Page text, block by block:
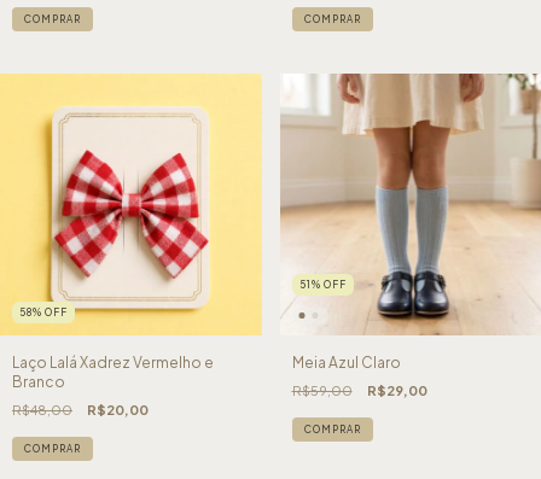
COMPRAR COMPRAR
58% OFF
Laço Lalá Xadrez Vermelho e
Branco
R$48,00 R$20,00
COMPRAR
51 % OFF
Meia Azul Claro
R$59,00 R$29,00
COMPRAR